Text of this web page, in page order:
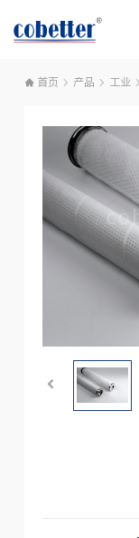
首页
产品
服务支持
联系我们
首页 产品 工业